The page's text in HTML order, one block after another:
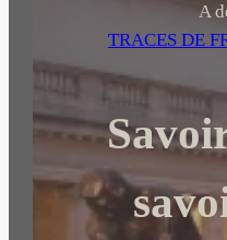
r
c
h
r
A
TRACES DE